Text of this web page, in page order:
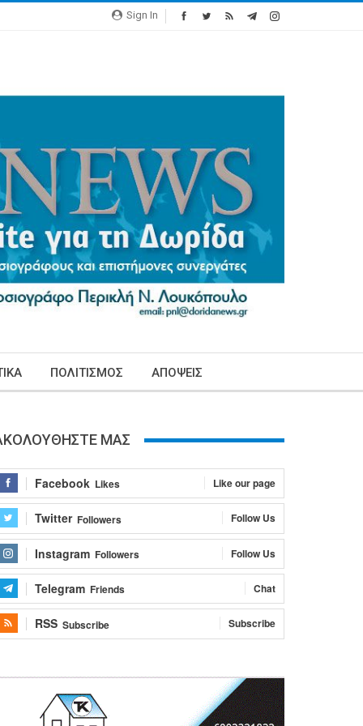
Sign In
ΠΟΛΙΤΙΣΜΟΣ ΑΠΟΨΕΙΣ
ΜΑΣ
Facebook Likes Like our page
Twitter Followers Follow Us
Instagram Followers Follow Us
Telegram Friends Chat
RSS Subscribe Subscribe